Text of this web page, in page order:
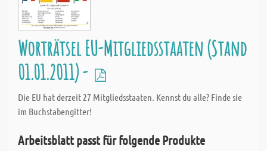
Worträtsel EU-Mitgliedsstaaten (Stand
01.01.2011) -
Die EU hat derzeit 27 Mitgliedsstaaten. Kennst du alle? Finde sie
im Buchstabengitter!
Arbeitsblatt passt für folgende Produkte